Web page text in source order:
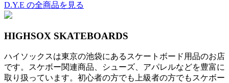
D.Y.E の全商品を見る
HIGHSOX SKATEBOARDS
ハイソックスは東京の池袋にあるスケートボード用品のお店
です。スケボー関連商品、シューズ、アパレルなどを豊富に
取り扱っています。初心者の方でも上級者の方でもスケボー